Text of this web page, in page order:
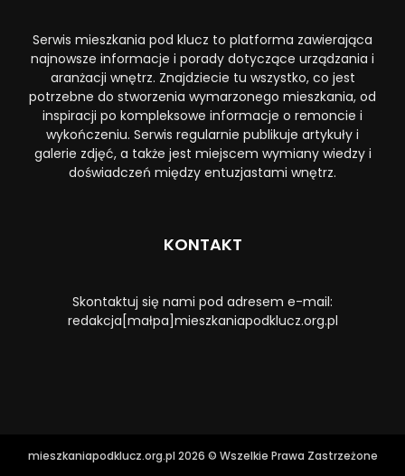
Serwis mieszkania pod klucz to platforma zawierająca
najnowsze informacje i porady dotyczące urządzania i
aranżacji wnętrz. Znajdziecie tu wszystko, co jest
potrzebne do stworzenia wymarzonego mieszkania, od
inspiracji po kompleksowe informacje o remoncie i
wykończeniu. Serwis regularnie publikuje artykuły i
galerie zdjęć, a także jest miejscem wymiany wiedzy i
doświadczeń między entuzjastami wnętrz.
KONTAKT
Skontaktuj się nami pod adresem e-mail:
redakcja[małpa]mieszkaniapodklucz.org.pl
mieszkaniapodklucz.org.pl 2026 © Wszelkie Prawa Zastrzeżone